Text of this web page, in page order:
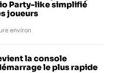
Party-like simplifié
joueurs
environ
la console
le plus rapide